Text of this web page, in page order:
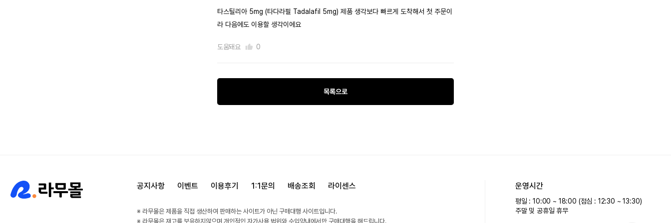
타스틸리아 5mg (타다라필 Tadalafil 5mg) 제품 생각보다 빠르게 도착해서 첫 주문이
라 다음에도 이용할 생각이에요
도움돼요 0
목록으로
공지사항 이벤트 이용후기 1:1문의 배송조회 라이센스
※ 라무몰은 제품을 직접 생산하여 판매하는 사이트가 아닌 구매대행 사이트입니다.
※ 라무몰은 재고를 보유하지않으며 개인적인 자가사용 범위와 수입양내에서만 구매대행을 해드립니다.
운영시간
평일 : 10:00 ~ 18:00 (점심 : 12:30 ~ 13:30)
주말 및 공휴일 휴무